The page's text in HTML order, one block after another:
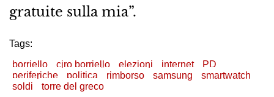
gratuite sulla mia”.
Tags:
borriello
ciro borriello elezioni internet
PD
periferiche
politica rimborso samsung
smartwatch
soldi
torre del greco